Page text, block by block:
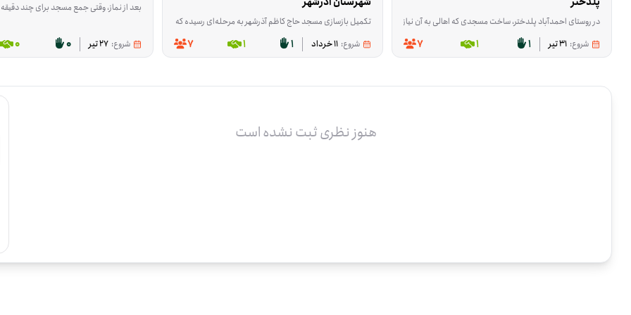
در روستای احمدآباد پلدختر، ساخت مسجدی که اهالی به آن نیاز دارند هنوز ادامه دارد و این فرصت برای کمک در همین مسیر شکل گرفته است. داوطلب‌ها در کاری مشارکت می‌کنند که نتیجه‌اش پیش رفتن روند ساخت یک فضای مذهبی و جمعی برای روستا است. این فرصت در پلدخترِ استان لرستان قرار دارد و برای کسانی مناسب است که به فعالیت‌های داوطلبانه در حوزه آیین و مذهب علاقه دارند. اگر دوست دارید وقت و توان‌تان را
شروع: 31 تیر 1
1
7
تکمیل بازسازی مسجد حاج کاظم آذرشهر به مرحله‌ای رسیده که برای ادامه‌ی کار، هم کمک مالی لازم است و هم حضور داوطلبانی که در کارهای اجرایی ساختمان مهارت دارند. این فرصت برای پیشبرد بخش‌هایی از بناست که بدون تأمین هزینه یا نیروی متخصص، نیمه‌تمام
شروع: 11 خرداد 1
1
7
بعد از نماز، وقتی جمع مسجد برای چند دقیقه کنار هم می‌مانند، قرار است محتوای کوتاه و قابل فهمی درباره مهدویت پخش شود؛ محتوایی که با ویدئوپروژکتور نمایش داده می‌شود و بین
شروع: 27 تیر 0
0
هنوز نظری ثبت نشده است